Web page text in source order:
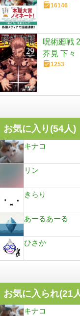
16146
呪術廻戦
芥見 下々
1253
お気に入り(54人)
キナコ
リン
きらり
あーるあーる
ひさか
お気に入られ(21
キナコ